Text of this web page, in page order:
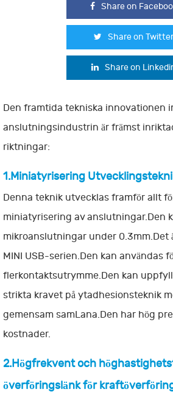
Share on
Share on Twitter
Share on
Den framtida tekniska innovationen
anslutningsindustrin är främst
riktningar:
1.Miniatyrisering
Denna teknik utvecklas framför allt
miniatyrisering av anslutningar.Den
mikroanslutningar under 0.3mm.Det
MINI USB-serien.Den kan användas
flerkontaktsutrymme.Den kan
strikta kravet på ytadhesionsteknik
gemensam samLana.Den har hög
kostnader.
2.Högfrekvent och
överföringslänk för